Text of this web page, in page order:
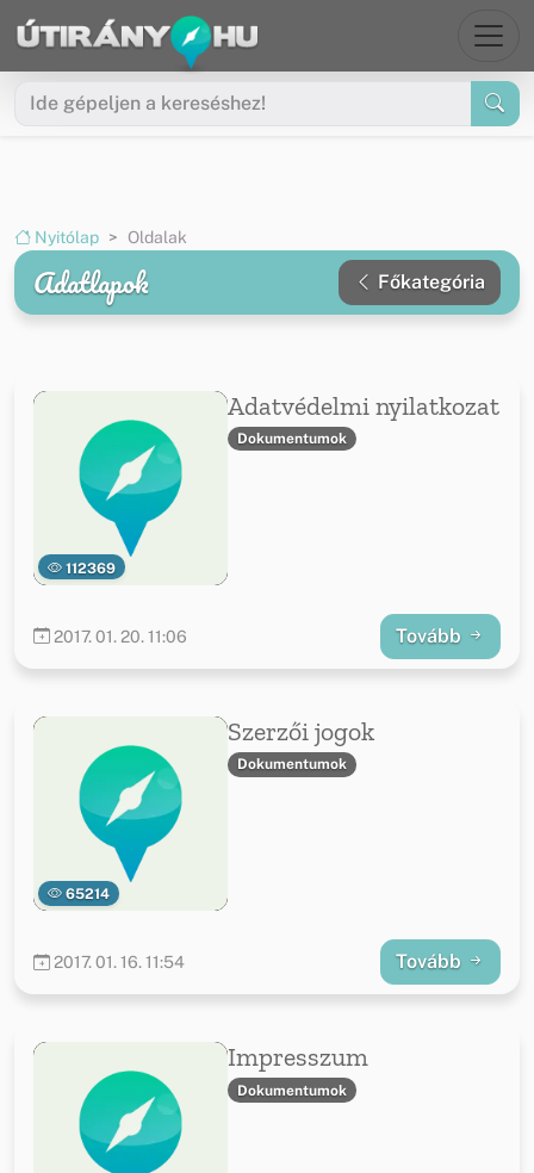
Ugrás a menüre
Ugrás a tartalomra
Nyitólap Oldalak
Adatlapok Főkategória
112369
Adatvédelmi nyilatkozat
Dokumentumok
2017. 01. 20. 11:06 Tovább
65214
Szerzői jogok
Dokumentumok
2017. 01. 16. 11:54 Tovább
Impresszum
Dokumentumok